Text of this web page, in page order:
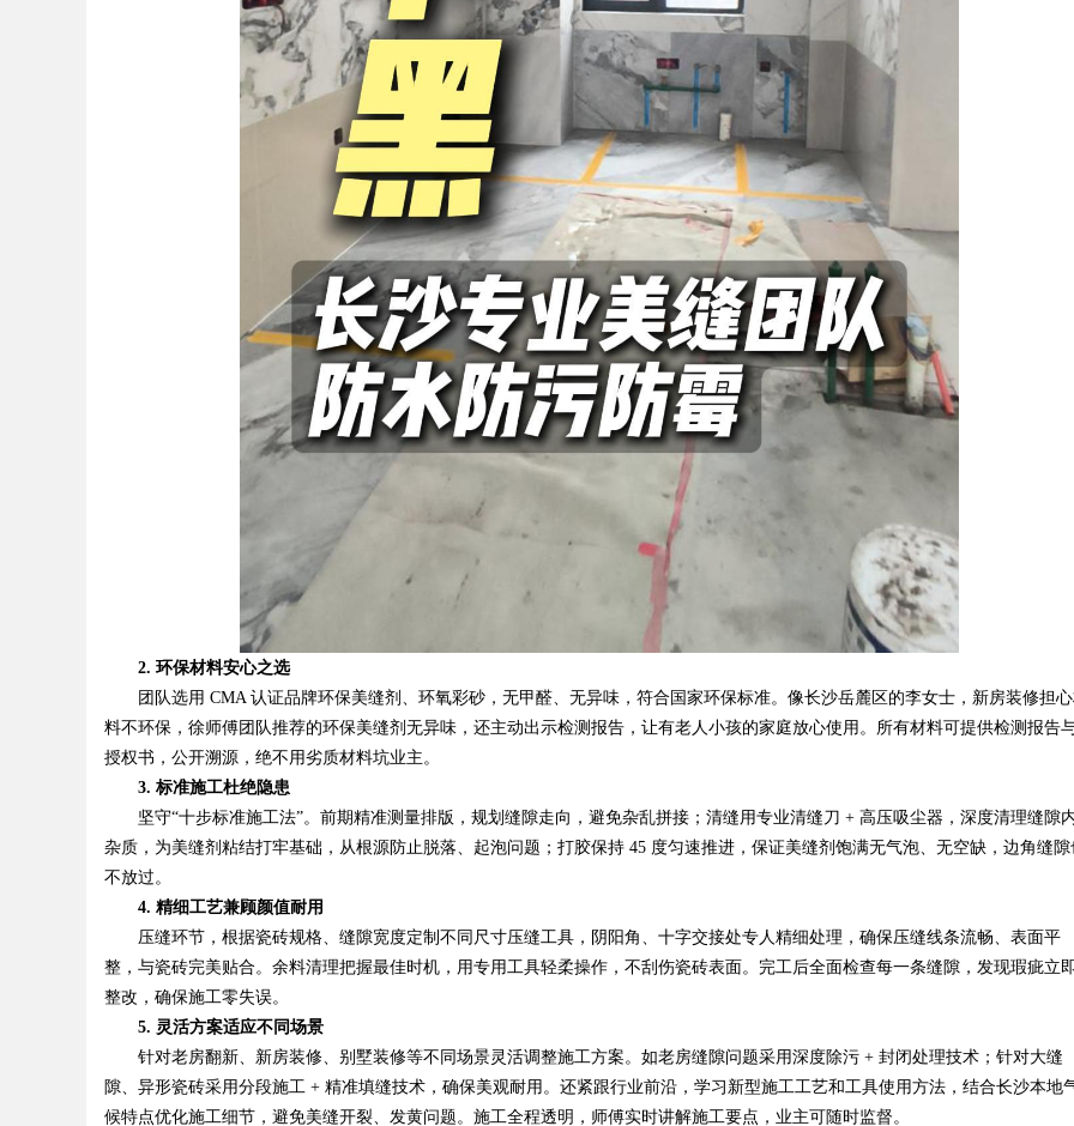
2. 环保材料安心之选
团队选用 CMA 认证品牌环保美缝剂、环氧彩砂，无甲醛、无异味，符合国家环保标准。像长沙岳麓区的李女士，新房装修担
料不环保，徐师傅团队推荐的环保美缝剂无异味，还主动出示检测报告，让有老人小孩的家庭放心使用。所有材料可提供检测报告
授权书，公开溯源，绝不用劣质材料坑业主。
3. 标准施工杜绝隐患
坚守“十步标准施工法”。前期精准测量排版，规划缝隙走向，避免杂乱拼接；清缝用专业清缝刀 + 高压吸尘器，深度清理缝隙
杂质，为美缝剂粘结打牢基础，从根源防止脱落、起泡问题；打胶保持 45 度匀速推进，保证美缝剂饱满无气泡、无空缺，边角缝隙
不放过。
4. 精细工艺兼顾颜值耐用
压缝环节，根据瓷砖规格、缝隙宽度定制不同尺寸压缝工具，阴阳角、十字交接处专人精细处理，确保压缝线条流畅、表面平
整，与瓷砖完美贴合。余料清理把握最佳时机，用专用工具轻柔操作，不刮伤瓷砖表面。完工后全面检查每一条缝隙，发现瑕疵立
整改，确保施工零失误。
5. 灵活方案适应不同场景
针对老房翻新、新房装修、别墅装修等不同场景灵活调整施工方案。如老房缝隙问题采用深度除污 + 封闭处理技术；针对大缝
隙、异形瓷砖采用分段施工 + 精准填缝技术，确保美观耐用。还紧跟行业前沿，学习新型施工工艺和工具使用方法，结合长沙本地
候特点优化施工细节，避免美缝开裂、发黄问题。施工全程透明，师傅实时讲解施工要点，业主可随时监督。